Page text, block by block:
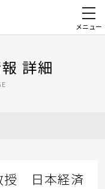
メニュー
詳細
授 日本経済